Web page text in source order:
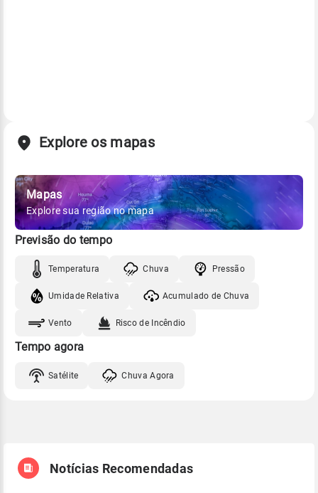
Explore os mapas
Mapas
Explore sua região no mapa
Previsão do tempo
Temperatura Chuva Pressão
Umidade Relativa Acumulado de Chuva
Vento Risco de Incêndio
Tempo agora
Satélite Chuva Agora
Notícias Recomendadas